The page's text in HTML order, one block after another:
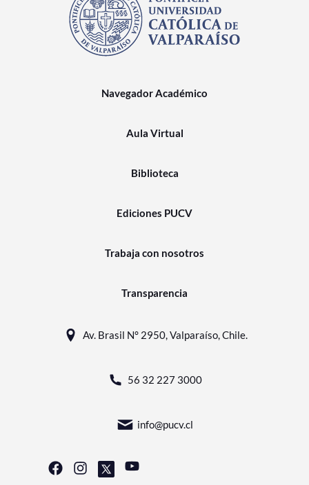
Navegador Académico
Aula Virtual
Biblioteca
Ediciones PUCV
Trabaja con nosotros
Transparencia
Av. Brasil N° 2950, Valparaíso, Chile.
56 32 227 3000
info@pucv.cl